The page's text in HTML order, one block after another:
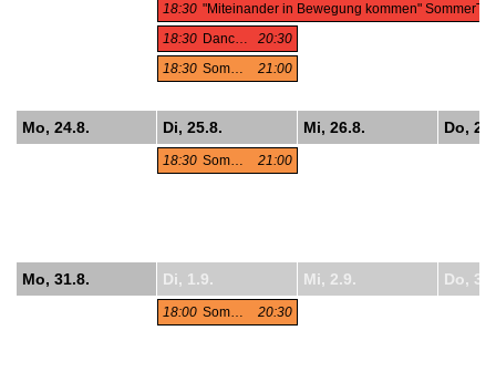
18:30 "Miteinander in Bewegung kommen"
18:30
Dance It!
20:30
18:30
Sommertanzen auf der Donauinsel 21:00
Mo, 24.8. Di, 25.8. Mi, 26.8. Do,
18:30 Sommertanzen auf der Donauinsel 21:00
Mo, 31.8. Di, 1.9. Mi, 2.9. Do,
18:00 Sommertanzen auf der Donauinsel 20:30